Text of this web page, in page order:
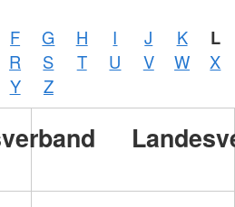
F G H I J K L
R S T U V W
X
Y
Z